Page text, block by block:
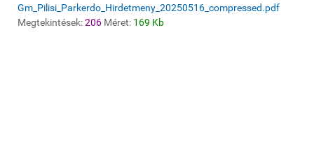
Gm_Pilisi_Parkerdo_Hirdetmeny_20250516_compressed.pdf
Megtekintések:206 Méret: 169 Kb